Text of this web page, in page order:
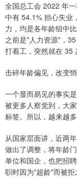
全国总工会 2022 年
中有 54.1% 担心失业
力，均是各年龄组中
之前是"人力资源"，
打着工，突然就在 35
击碎年龄偏见，改变
一个显而易见的事实
被更多人察觉到，大
标签。所以，越来越
从国家层面讲，近两
做出了调整，将年龄
单位和国企，也把招
职时因为"超龄"而被拒